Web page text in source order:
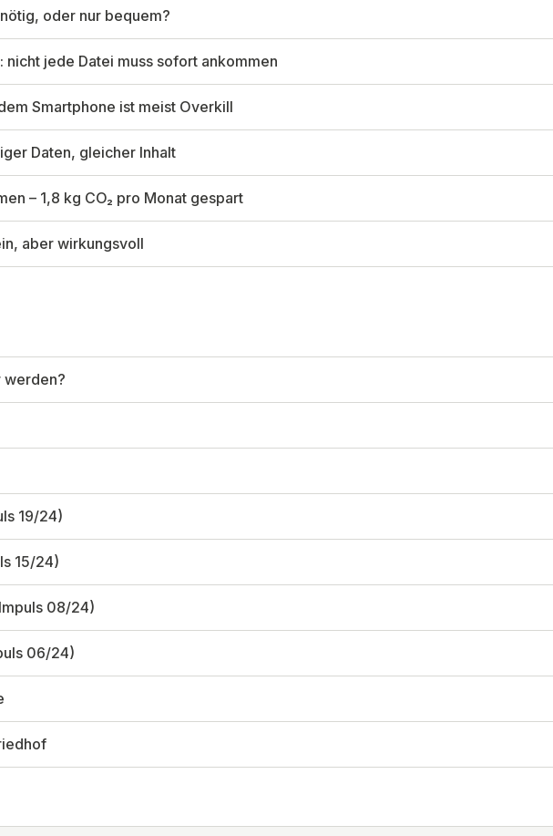
oder nur bequem?
jede Datei muss sofort ankommen
Smartphone ist meist Overkill
Daten, gleicher Inhalt
– 1,8 kg CO₂ pro Monat gespart
aber wirkungsvoll
werden?
19/24)
15/24)
08/24)
06/24)